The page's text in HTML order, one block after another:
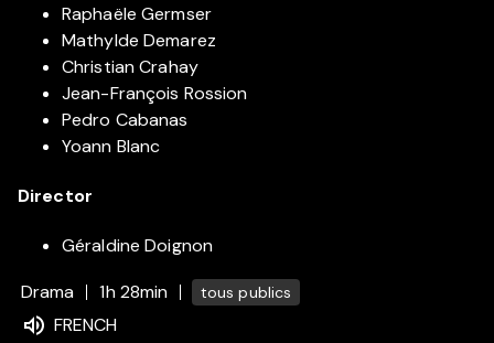
Raphaële Germser
Mathylde Demarez
Christian Crahay
Jean-François Rossion
Pedro Cabanas
Yoann Blanc
Director
Géraldine Doignon
Drama
1h 28min tous publics
FRENCH